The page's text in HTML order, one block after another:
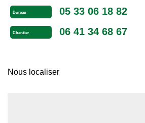
Bureau 05 33 06 18 82
Chantier 06 41 34 68 67
Nous localiser